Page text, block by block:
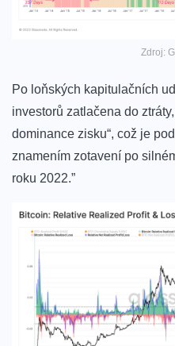
Zdroj:
Po loňských kapitulačních
investorů zatlačena do
dominance zisku“, což je
znamením zotavení po
roku 2022.”